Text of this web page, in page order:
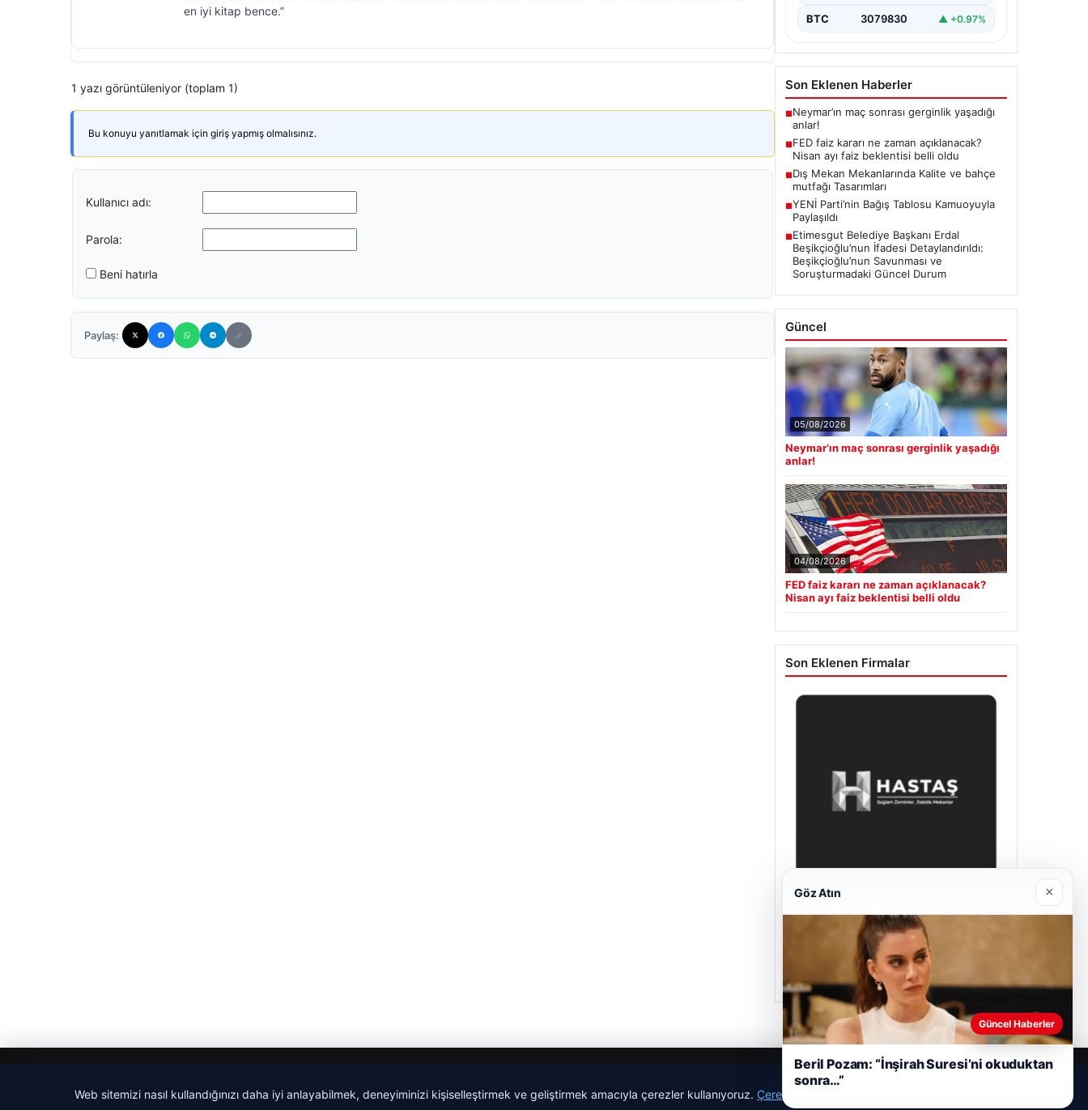
en iyi kitap bence.”
1 yazı görüntüleniyor (toplam 1)
Bu konuyu yanıtlamak için giriş yapmış olmalısınız.
Kullanıcı adı:
Parola:
Beni hatırla
Paylaş:
BTC 3079830 ▲ +0.97%
Son Eklenen Haberler
■Neymar’ın maç sonrası gerginlik yaşadığı
anlar!
■FED faiz kararı ne zaman açıklanacak?
Nisan ayı faiz beklentisi belli oldu
■Dış Mekan Mekanlarında Kalite ve bahçe
mutfağı Tasarımları
■YENİ Parti’nin Bağış Tablosu Kamuoyuyla
Paylaşıldı
■Etimesgut Belediye Başkanı Erdal
Beşikçioğlu’nun İfadesi Detaylandırıldı:
Beşikçioğlu’nun Savunması ve
Soruşturmadaki Güncel Durum
Güncel
05/08/2026
Neymar’ın maç sonrası gerginlik yaşadığı
anlar!
04/08/2026
FED faiz kararı ne zaman açıklanacak?
Nisan ayı faiz beklentisi belli oldu
Son Eklenen Firmalar
Hastaş Beton
Web sitemizi nasıl kullandığınızı daha iyi anlayabilmek, deneyiminizi kişiselleştirmek ve geliştirmek amacıyla çerezler kullanıyoruz. Çerez Politikamız
Göz Atın ×
Güncel Haberler
Beril Pozam: “İnşirah Suresi’ni okuduktan
sonra…”
malta work and study|lemagrup.com.tr